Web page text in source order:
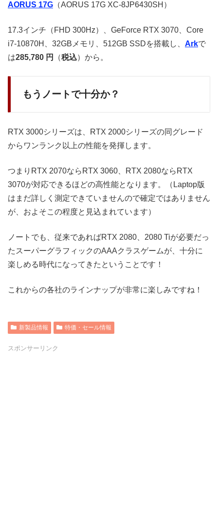
AORUS 17G （AORUS 17G XC-8JP6430SH）
17.3インチ（FHD 300Hz）、GeForce RTX 3070、Core
i7-10870H、32GBメモリ、512GB SSDを搭載し、 Arkで
は285,780 円 （税込）から。
もうノートで十分か？
RTX 3000シリーズは、RTX 2000シリーズの同グレード
からワンランク以上の性能を発揮します。
つまりRTX 2070ならRTX 3060、RTX 2080ならRTX
3070が対応できるほどの高性能となります。（Laptop版
はまだ詳しく測定できていませんので確定ではありません
が、およそこの程度と見込まれています）
ノートでも、従来であればRTX 2080、2080 Tiが必要だっ
たスーパーグラフィックのAAAクラスゲームが、十分に
楽しめる時代になってきたということです！
これからの各社のラインナップが非常に楽しみですね！
新製品情報 特価・セール情報
スポンサーリンク